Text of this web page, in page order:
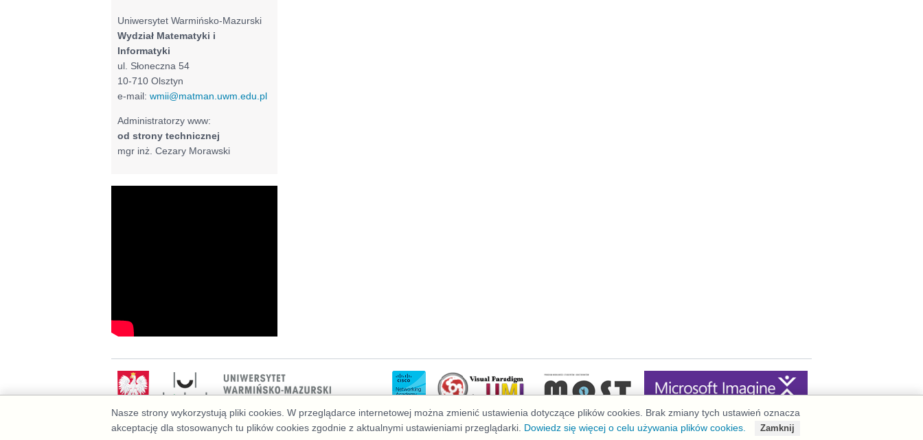
Uniwersytet Warmińsko-Mazurski
Wydział Matematyki i
Informatyki
ul. Słoneczna 54
10-710 Olsztyn
e-mail:wmii@matman.uwm.edu.pl
Administratorzy www:
od strony technicznej
mgr inż. Cezary Morawski
Deklaracja dostępności
Nasze strony wykorzystują pliki cookies. W przeglądarce internetowej można zmienić ustawienia dotyczące plików cookies. Brak zmiany tych ustawień oznacza
akceptację dla stosowanych tu plików cookies zgodnie z aktualnymi ustawieniami przeglądarki. Dowiedz się więcej o celu używania plików cookies.